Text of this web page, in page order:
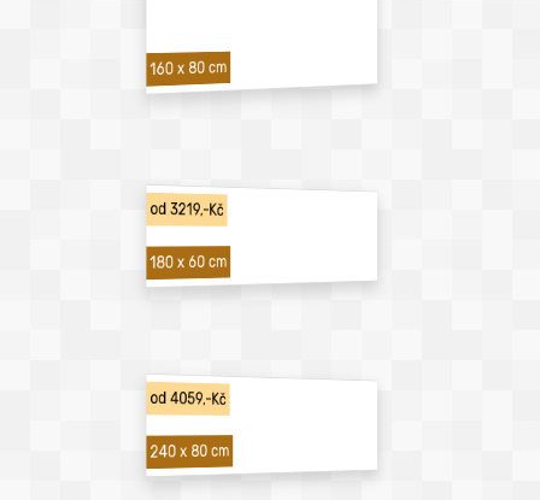
160 x 80 cm
od 3219,-Kč
180 x 60 cm
od 4059,-Kč
240 x 80 cm